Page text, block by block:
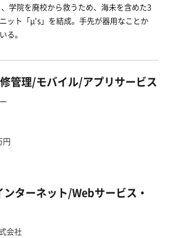
学院を廃校から救うため、海未を含めた3
ット「μ's」を結成。手先が器用なことか
る。
管理/モバイル/アプリサービス
円
ターネット/Webサービス・
会社